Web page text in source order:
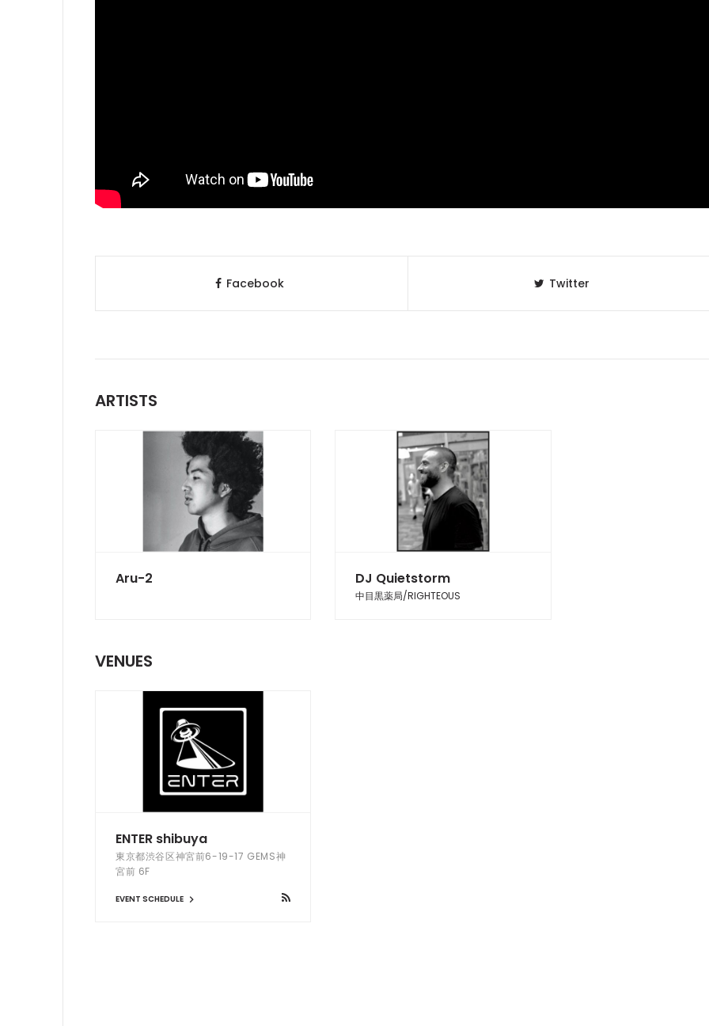
Facebook Twitter
ARTISTS
Aru-2 DJ Quietstorm
中目黒薬局/RIGHTEOUS
VENUES
ENTER shibuya
東京都渋谷区神宮前6-19-17 GEMS神
宮前 6F
EVENT SCHEDULE